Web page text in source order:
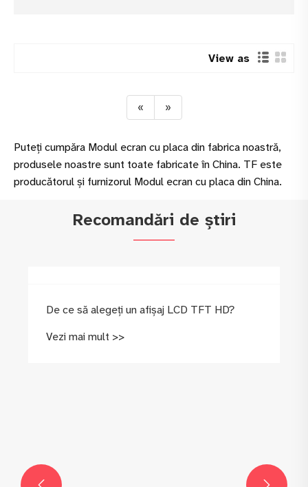
View as
« »
Puteți cumpăra Modul ecran cu placa din fabrica noastră,
produsele noastre sunt toate fabricate în China. TF este
producătorul și furnizorul Modul ecran cu placa din China.
Recomandări de știri
De ce să alegeți un afișaj LCD TFT HD?
Vezi mai mult >>
 